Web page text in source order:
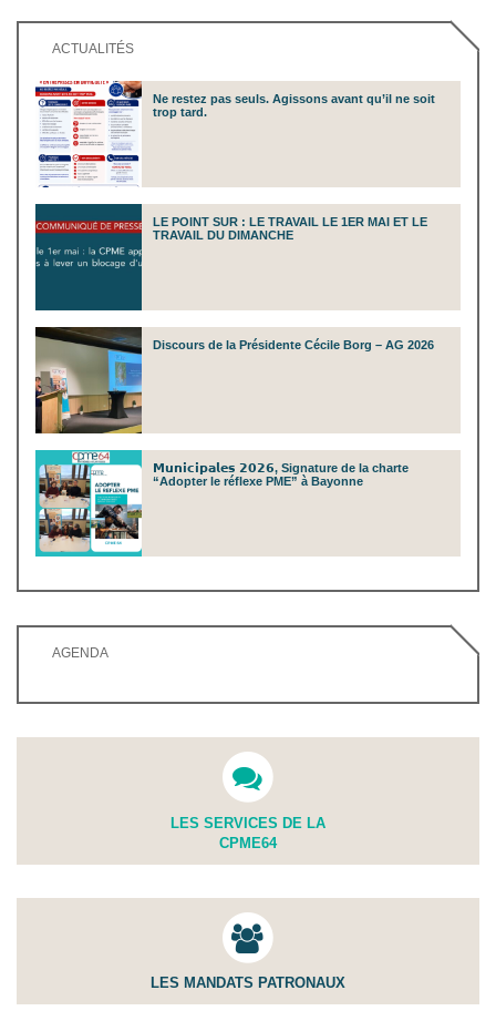
ACTUALITÉS
Ne restez pas seuls. Agissons avant qu’il ne soit
trop tard.
LE POINT SUR : LE TRAVAIL LE 1ER MAI ET LE
TRAVAIL DU DIMANCHE
Discours de la Présidente Cécile Borg – AG 2026
𝗠𝘂𝗻𝗶𝗰𝗶𝗽𝗮𝗹𝗲𝘀 𝟮𝟬𝟮𝟲, Signature de la charte
“Adopter le réflexe PME” à Bayonne
AGENDA
LES SERVICES DE LA
CPME64
LES MANDATS PATRONAUX